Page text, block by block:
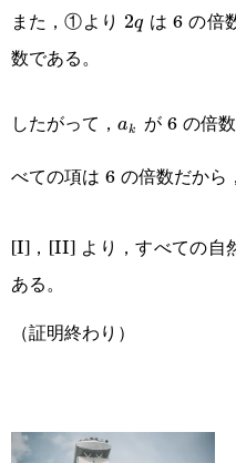
また，①より 2qは 6 の倍
数である。
したがって，ak が 6 の倍
べての項は 6 の倍数だから，
[I]，[II] より，すべての自
ある。
（証明終わり）